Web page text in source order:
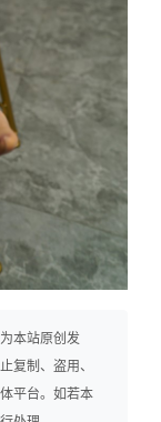
本站原创发
复制、盗用、
平台。如若本